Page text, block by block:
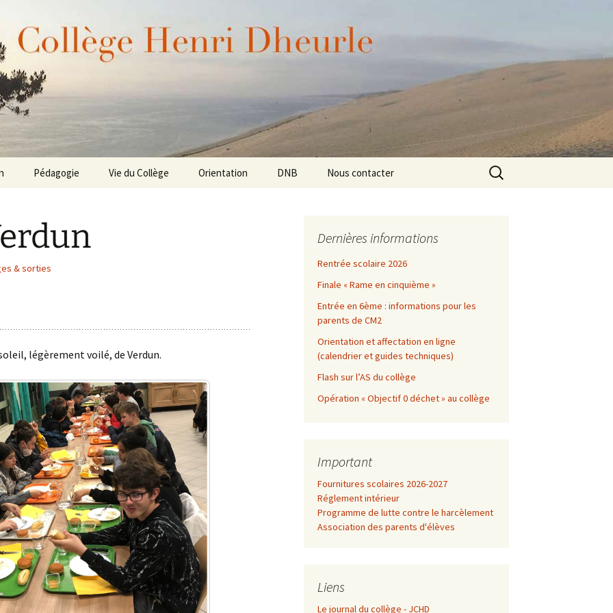
Dheurle
de La Teste de Buch (Bassin d'Arcachon – Gironde) – Académie de Bordeaux.
Pédagogie Vie du Collège Orientation DNB Nous contacter
Rechercher :
& sorties
légèrement voilé, de Verdun.
Dernières informations
Rentrée scolaire 2026
Finale « Rame en cinquième »
Entrée en 6ème : informations pour les
parents de CM2
Orientation et affectation en ligne
(calendrier et guides techniques)
Flash sur l’AS du collège
Opération « Objectif 0 déchet » au collège
Important
Fournitures scolaires 2026-2027
Réglement intérieur
Programme de lutte contre le harcèlement
Association des parents d'élèves
Liens
Le journal du collège - JCHD